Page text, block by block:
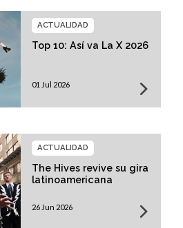
Top 10: Así va La X 2026
ACTUALIDAD
01 Jul 2026
The Hives revive su gira
latinoamericana
ACTUALIDAD
26 Jun 2026